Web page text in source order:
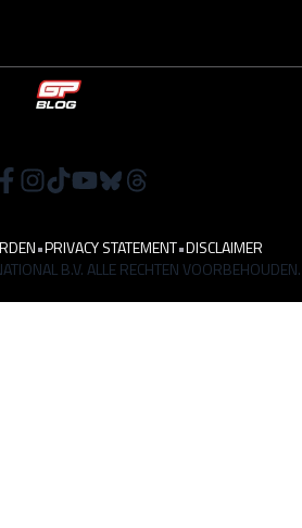
•PRIVACY STATEMENT•DISCLAIMER
B.V. ALLE RECHTEN VOORBEHOUDEN.